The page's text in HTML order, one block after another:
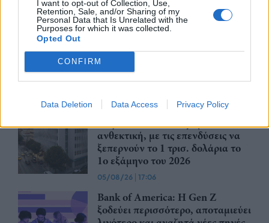
I want to opt-out of Collection, Use,
Retention, Sale, and/or Sharing of my
Personal Data that Is Unrelated with the
Purposes for which it was collected.
Opted Out
CONFIRM
Data Deletion Data Access Privacy Policy
07/08/26|13:20
Eurobank: Πιο ανθεκτική στο
φυσικό αέριο η Ευρώπη
06/08/26
Η παγκόσμια αγορά Ιδιωτικών
Κεφαλαίων (PE) παραμένει
ανθεκτική, με τις επενδύσεις να
ξεπερνούν το 1 τρισ. δολάρια το
1ο εξάμηνο του 2026
05/08/26 | 17:06
Bank of America: Η Gen Z
ξoδεύει περισσότερο, αποταμιεύει